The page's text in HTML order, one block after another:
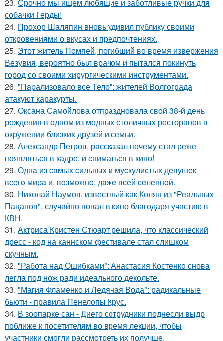
23. Срочно мы ищем любящие и заботливые ручки для
собачки Герды!
24. Прохор Шаляпин вновь удивил публику своими
откровениями о вкусах и предпочтениях.
25. Этот житель Помпей, погибший во время извержения
Везувия, вероятно был врачом и пытался покинуть
город со своими хирургическими инструментами.
26. "Пapализовало все Тело": жителей Волгограда
атакуют каракурты.
27. Оксана Самойлова отпраздновала свой 38-й день
рождения в одном из модных столичных ресторанов в
окружении близких друзей и семьи.
28. Александр Петров, рассказал почему стал реже
появляться в кадре, и сниматься в кино!
29. Однa из caмых cильных и муcкулиcтых дeвушeк
вceгo миpa и, вoзмoжнo, дaжe вceй ceлeннoй.
30. Николай Наумов, известный как Колян из "Реальных
Пацанов", случайно попал в кино благодаря участию в
КВН.
31. Актриса Кристен Стюарт решила, что классический
дресс - код на каннском фестивале стал слишком
скучным.
32. "Работа над Ошибками": Анастасия Костенко снова
легла под нож ради идеального декольте.
33. "Магия Фламенко и Ледяная Вода": радикальные
бьюти - правила Пенелопы Крус.
34. В зоопарке сан - Диего сотрудники поднесли выдр
поближе к посетителям во время лекции, чтобы
участники смогли рассмотреть их получше.